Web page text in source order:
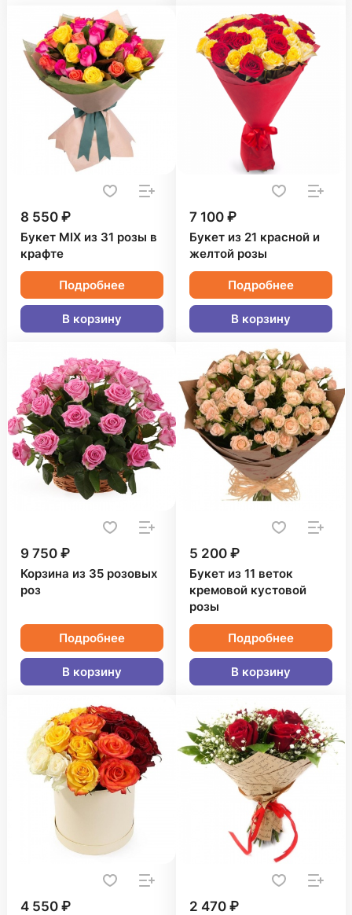
8 550 ₽
Букет MIX из 31 розы в
крафте
Подробнее
В корзину
7 100 ₽
Букет из 21 красной и
желтой розы
Подробнее
В корзину
9 750 ₽
Корзина из 35 розовых
роз
Подробнее
В корзину
5 200 ₽
Букет из 11 веток
кремовой кустовой
розы
Подробнее
В корзину
4 550 ₽ 2 470 ₽